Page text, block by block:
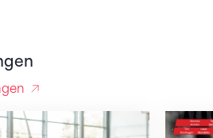
die Schweiz an Olympia 2024